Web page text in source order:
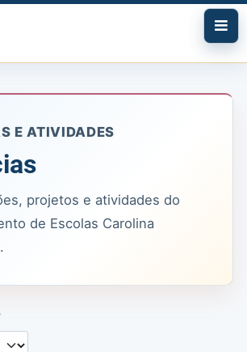
E ATIVIDADES
projetos e atividades do
de Escolas Carolina